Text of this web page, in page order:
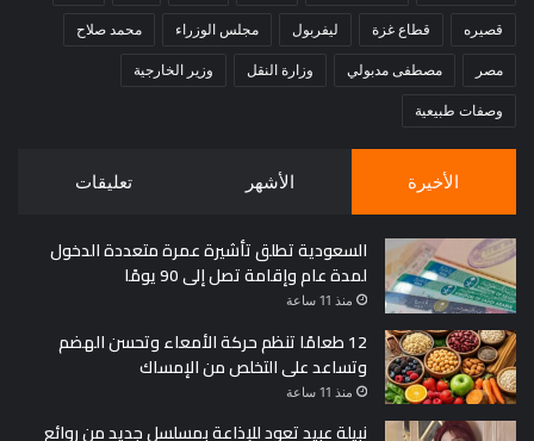
قصيره قطاع غزة ليفربول مجلس الوزراء محمد صلاح
مصر مصطفى مدبولي وزارة النقل وزير الخارجية
وصفات طبيعية
الأخيرة الأشهر تعليقات
السعودية تطلق تأشيرة عمرة متعددة الدخول
لمدة عام وإقامة تصل إلى 90 يومًا
منذ 11 ساعة
12 طعامًا تنظم حركة الأمعاء وتحسن الهضم
وتساعد على التخلص من الإمساك
منذ 11 ساعة
نبيلة عبيد تعود للإذاعة بمسلسل جديد من روائع